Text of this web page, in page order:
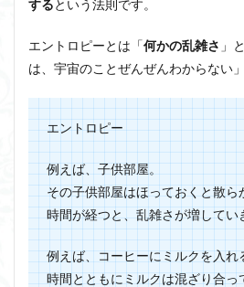
するという法則です。
エントロピーとは「何かの乱雑さ 」
は、宇宙のことぜんぜんわからない」
エントロピー
例えば、子供部屋。
その子供部屋はほっておくと散ら
時間が経つと、乱雑さが増してい
例えば、コーヒーにミルクを入れ
時間とともにミルクは混ざり合っ